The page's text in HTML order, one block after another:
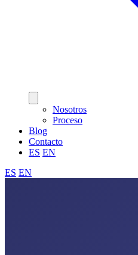
Nosotros
Proceso
Blog
Contacto
ES EN
ES EN